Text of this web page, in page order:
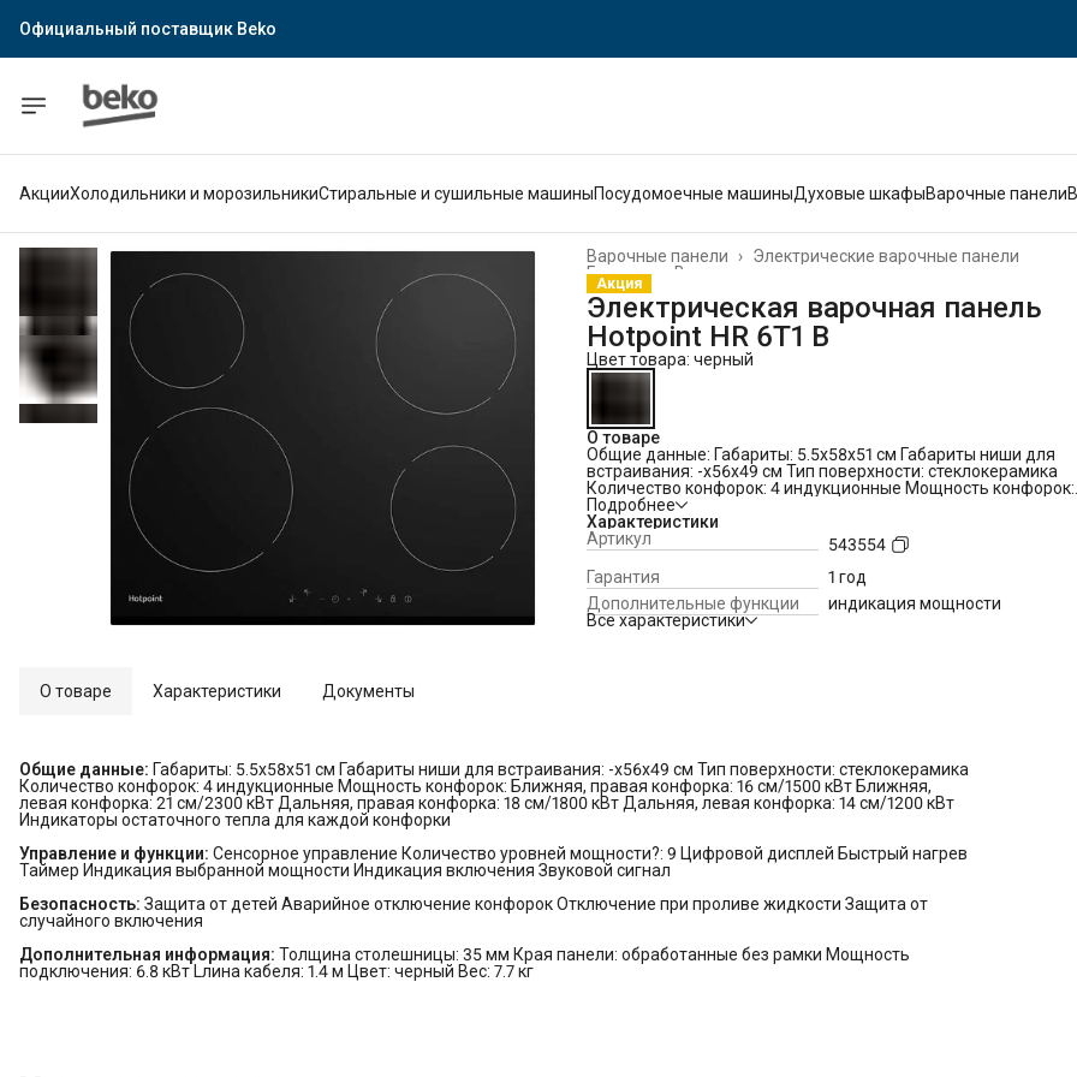
Официальный поставщик Indesit
Официальный поставщик Hotpoint
АкцииХолодильники и морозильникиСтиральные и сушильные машиныПосудомоечные машиныДуховые шкафыВарочные панели
Электрические варочные панели
Варочные панели
›
Встраиваемая техника
Главная
Акция
Электрическая варочная панель
Hotpoint HR 6T1 B
Цвет товара: черный
О товаре
Общие данные: Габариты: 5.5х58х51 см Габариты ниши для
встраивания: -х56х49 см Тип поверхности: стеклокерамика
Количество конфорок: 4 индукционные Мощность конфорок:
Ближняя, правая конфорка: 16 см/1500 кВт Ближняя, левая
конфорка: 21 см/2300 кВт Дальняя, правая конфорка: 18 см/
кВт Дальняя, левая конфорка: 14 см/1200 кВт Индикаторы
остаточного тепла для каждой конфорки
Управление и функции:
Сенсорное управление Количество
уровней мощности?: 9 Цифровой дисплей Быстрый нагрев
Таймер Индикация выбранной мощности Индикация
Звуковой сигнал
Подробнее
Характеристики
Артикул
543554
Гарантия
1 год
Дополнительные функции
индикация мощности
Все характеристики
О товаре Характеристики Документы
Общие данные: Габариты: 5.5х58х51 см Габариты ниши для встраивания: -х56х49 см Тип поверхности: стеклокерамика
Количество конфорок: 4 индукционные Мощность конфорок: Ближняя, правая конфорка: 16 см/1500 кВт Ближняя,
левая конфорка: 21 см/2300 кВт Дальняя, правая конфорка: 18 см/1800 кВт Дальняя, левая конфорка: 14 см/1200 кВт
Индикаторы остаточного тепла для каждой конфорки
Управление и функции: Сенсорное управление Количество уровней мощности?: 9 Цифровой дисплей Быстрый нагрев
Таймер Индикация выбранной мощности Индикация включения Звуковой сигнал
Безопасность: Защита от детей Аварийное отключение конфорок Отключение при проливе жидкости Защита от
случайного включения
Дополнительная информация: Толщина столешницы: 35 мм Края панели: обработанные без рамки Мощность
подключения: 6.8 кВт Lлина кабеля: 1.4 м Цвет: черный Вес: 7.7 кг